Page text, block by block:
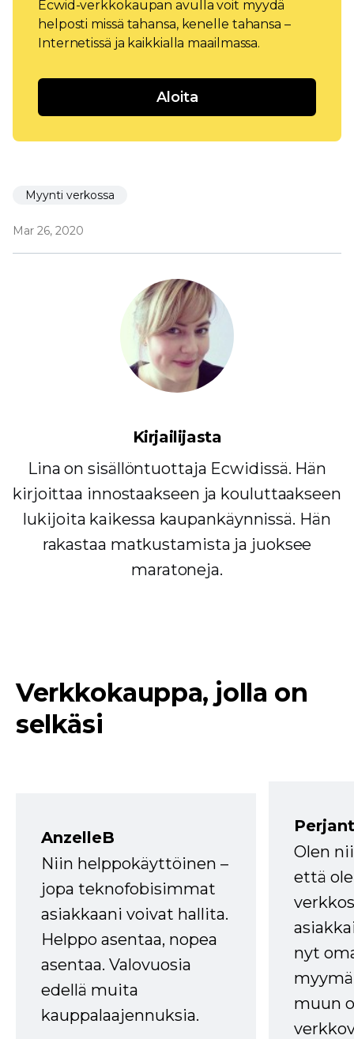
Ecwid-verkkokaupan avulla voit myydä
helposti missä tahansa, kenelle tahansa –
Internetissä ja kaikkialla maailmassa.
Aloita
Myynti verkossa
Mar 26, 2020
Kirjailijasta
Lina on sisällöntuottaja Ecwidissä. Hän
kirjoittaa innostaakseen ja kouluttaakseen
lukijoita kaikessa kaupankäynnissä. Hän
rakastaa matkustamista ja juoksee
maratoneja.
Verkkokauppa, jolla on
selkäsi
AnzelleB
Niin helppokäyttöinen –
jopa teknofobisimmat
asiakkaani voivat hallita.
Helppo asentaa, nopea
asentaa. Valovuosia
edellä muita
kauppalaajennuksia.
Olen
että
nyt
muun